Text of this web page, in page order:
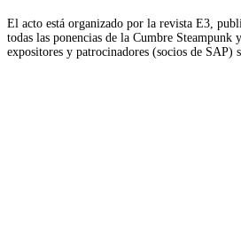
El acto está organizado por la revista E3,
todas las ponencias de la Cumbre
expositores y patrocinadores (socios de SAP)